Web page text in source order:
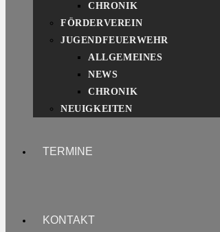
CHRONIK
FÖRDERVEREIN
JUGENDFEUERWEHR
ALLGEMEINES
NEWS
CHRONIK
NEUIGKEITEN
TERMINE
KONTAKT